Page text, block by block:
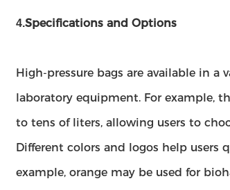
4.Specifications and Options
High-pressure bags are available in
laboratory equipment. For example,
to tens of liters, allowing users to
Different colors and logos help users
example, orange may be used for